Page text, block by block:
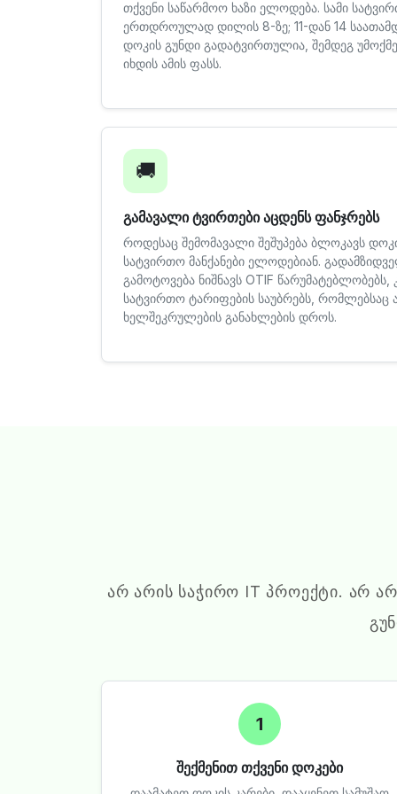
თქვენი საწარმოო ხაზი ელოდება. სამი
ერთდროულად დილის 8-ზე; 11-დან 14
დოკის გუნდი გადატვირთულია, შემდეგ
იხდის ამის ფასს.
🚚
გამავალი ტვირთები აცდენს ფანჯრებს
როდესაც შემომავალი შეშუპება ბლოკავს
სატვირთო მანქანები ელოდებიან.
გამოტოვება ნიშნავს OTIF
სატვირთო ტარიფების საუბრებს, რომლებსაც
ხელშეკრულების განახლების დროს.
არ არის საჭირო IT პროექტი. არ
1
შექმენით თქვენი დოკები